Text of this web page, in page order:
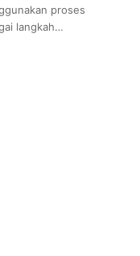
proses
langkah…